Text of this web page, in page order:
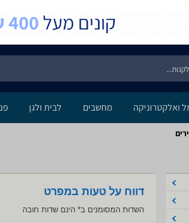
ואלקטרוניקה מחשבים לבית ולגן
דווח על טעות במפרט
השדות המסומנים ב* הינם שדות חובה